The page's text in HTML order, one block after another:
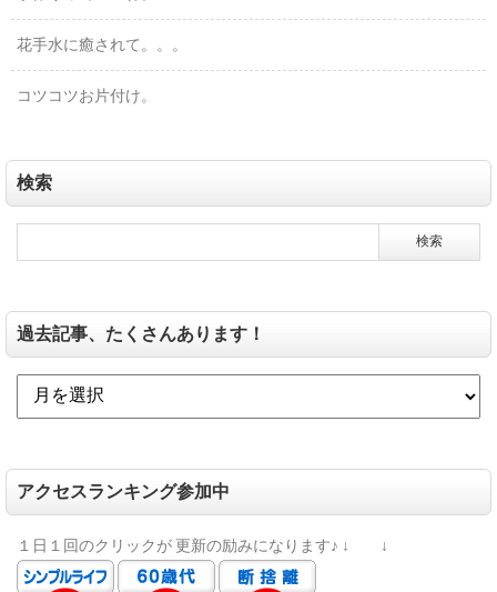
花手水に癒されて。。。
コツコツお片付け。
検索
過去記事、たくさんあります！
アクセスランキング参加中
１日１回のクリックが更新の励みになります♪ ↓ ↓